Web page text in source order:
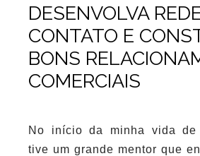
DESENVOLVA
CONTATO E
BONS
COMERCIAIS
No início da minha vida de
tive um grande mentor que